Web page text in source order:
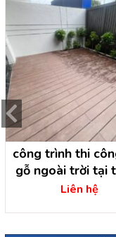
công trình thi
gỗ ngoài trời tại
tuyền dầu tiếng –
Liên hệ